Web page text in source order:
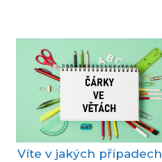
Víte v jakých